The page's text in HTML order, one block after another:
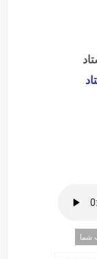
شما